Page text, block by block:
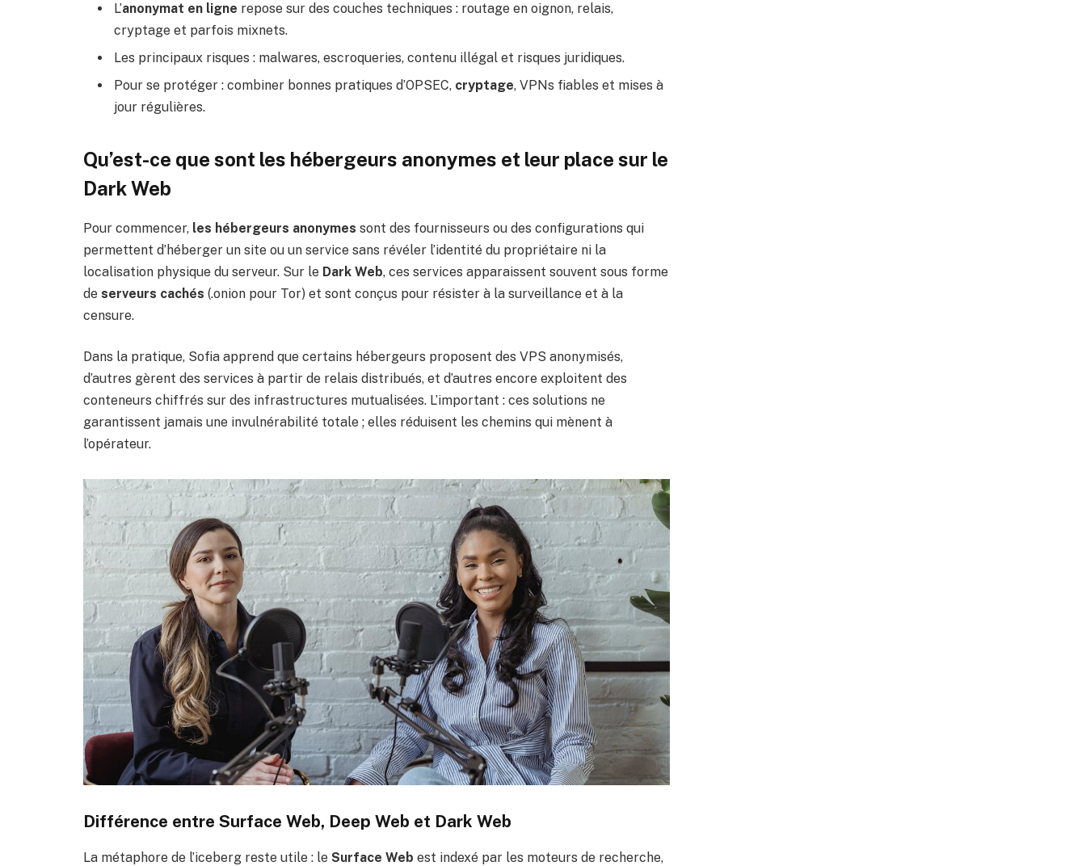
L’anonymat en ligne repose sur des couches techniques : routage en oignon, relais,
cryptage et parfois mixnets.
Les principaux risques : malwares, escroqueries, contenu illégal et risques juridiques.
Pour se protéger : combiner bonnes pratiques d’OPSEC, cryptage, VPNs fiables et mises à
jour régulières.
Qu’est-ce que sont les hébergeurs anonymes et leur place sur le
Dark Web
Pour commencer, les hébergeurs anonymes sont des fournisseurs ou des configurations qui
permettent d’héberger un site ou un service sans révéler l’identité du propriétaire ni la
localisation physique du serveur. Sur le Dark Web, ces services apparaissent souvent sous forme
de serveurs cachés (.onion pour Tor) et sont conçus pour résister à la surveillance et à la
censure.
Dans la pratique, Sofia apprend que certains hébergeurs proposent des VPS anonymisés,
d’autres gèrent des services à partir de relais distribués, et d’autres encore exploitent des
conteneurs chiffrés sur des infrastructures mutualisées. L’important : ces solutions ne
garantissent jamais une invulnérabilité totale ; elles réduisent les chemins qui mènent à
l’opérateur.
Différence entre Surface Web, Deep Web et Dark Web
La métaphore de l’iceberg reste utile : le Surface Web est indexé par les moteurs de recherche,